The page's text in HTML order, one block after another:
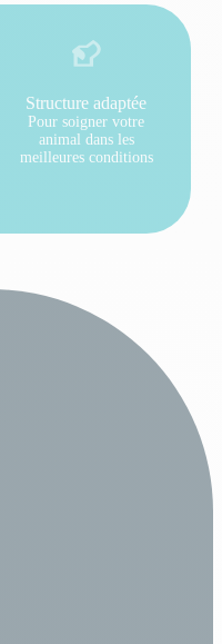
Structure adaptée
Pour soigner votre
animal dans les
meilleures conditions